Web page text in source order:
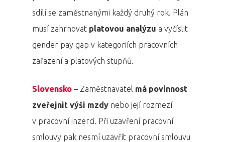
sdílí se zaměstnanými každý druhý rok. Plán
musí zahrnovat platovou analýzu a vyčíslit
gender pay gap v kategoriích pracovních
zařazení a platových stupňů.
Slovensko – Zaměstnavatel má povinnost
zveřejnit výši mzdy nebo její rozmezí
v pracovní inzerci. Při uzavření pracovní
smlouvy pak nesmí uzavřít pracovní smlouvu